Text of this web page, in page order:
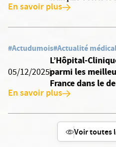
En savoir plus
#Actudumois#Actualité
05/12/2025
L’Hôpital-
parmi les
France dans le
En savoir plus
Voir toutes